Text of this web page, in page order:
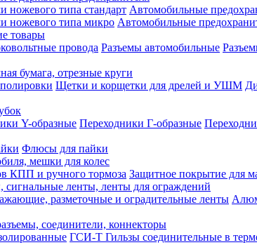
ножевого типа стандарт Автомобильные
ножевого типа микро Автомобильные
товары
провода Разъемы автомобильные
бумага, отрезные круги
Щетки и корщетки для дрелей и УШМ
Y-образные Переходники Г-образные
Флюсы для пайки
мешки для колес
КПП и ручного тормоза Защитное покрытие для
сигнальные ленты, ленты для ограждений
разметочные и оградительные ленты
соединители, коннекторы
ГСИ-Т Гильзы соединительные в